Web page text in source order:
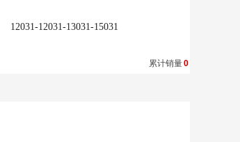
12031-12031-13031-15031
累计销量0